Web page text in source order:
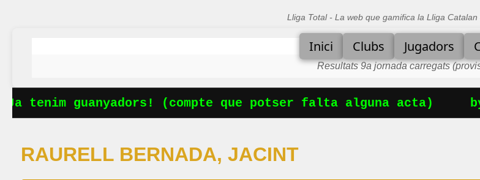
Lliga Total - La web que gamifica la Lliga
Inici Clubs Jugadors
Resultats 9a jornada carregats
tenim guanyadors! (compte que potser falta alguna acta)
RAURELL BERNADA, JACINT